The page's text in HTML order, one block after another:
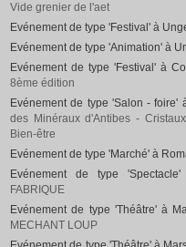
Vide grenier de l'aet
Evénement de type 'Festival' à
Evénement de type 'Animation' à
Evénement de type 'Festival' à
8ème édition
Evénement de type 'Salon - foire'
des Minéraux d'Antibes -
Bien-être
Evénement de type 'Marché' à
Evénement de type
FABRIQUE
Evénement de type 'Théâtre' à
MECHANT LOUP